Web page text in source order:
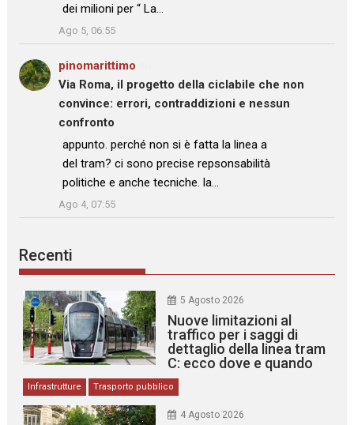
dei milioni per “ La…
”
Ago 5, 06:55
pinomarittimo
Via Roma, il progetto della ciclabile che non
convince: errori, contraddizioni e nessun
confronto
: “
appunto. perché non si è fatta la linea a
del tram? ci sono precise repsonsabilità
politiche e anche tecniche. la…
”
Ago 4, 07:55
Recenti
5 Agosto 2026
Nuove limitazioni al
traffico per i saggi di
dettaglio della linea tram
C: ecco dove e quando
Infrastrutture Trasporto pubblico
4 Agosto 2026